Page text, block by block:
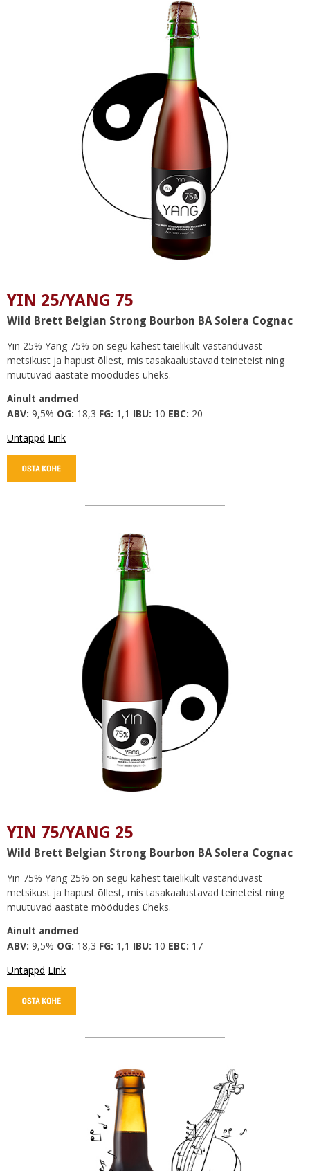
YIN 25/YANG 75
Wild Brett Belgian Strong Bourbon BA Solera Cognac
Yin 25% Yang 75% on segu kahest täielikult vastanduvast
metsikust ja hapust õllest, mis tasakaalustavad teineteist ning
muutuvad aastate möödudes üheks.
Ainult andmed
ABV: 9,5% OG: 18,3 FG: 1,1 IBU: 10 EBC: 20
Untappd Link
YIN 75/YANG 25
Wild Brett Belgian Strong Bourbon BA Solera Cognac
Yin 75% Yang 25% on segu kahest täielikult vastanduvast
metsikust ja hapust õllest, mis tasakaalustavad teineteist ning
muutuvad aastate möödudes üheks.
Ainult andmed
ABV: 9,5% OG: 18,3 FG: 1,1 IBU: 10 EBC: 17
Untappd Link